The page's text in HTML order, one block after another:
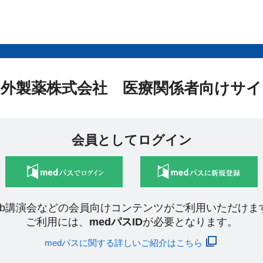
製薬株式会社 医療関係者向けサ
会員としてログイン
講演会などの会員向けコンテンツがご利用いただけま
ご利用には、 medパスIDが必要となります。
medパスに関する詳しいご紹介はこちら